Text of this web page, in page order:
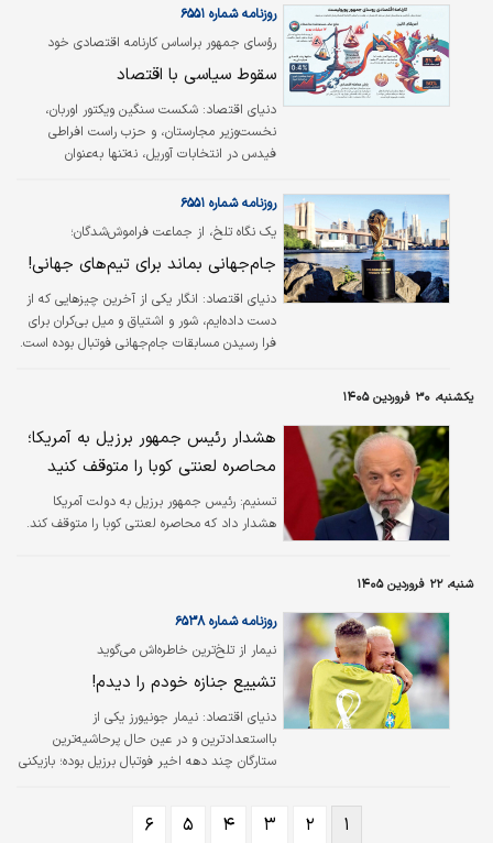
رؤسای جمهور براساس کارنامه اقتصادی خود
قضاوت می‌شوند
روزنامه شماره ۶۵۵۱
سقوط سیاسی با اقتصاد
دنیای اقتصاد: شکست سنگین ویکتور اوربان،
نخست‌وزیر مجارستان، و حزب راست افراطی
فیدس در انتخابات آوریل، نه‌تنها به‌عنوان
بیش از هر چیز بازتاب خشم رأی‌دهندگانی بود که
پس از ۱۶ سال فساد ساختاری و سوء‌مدیریت
اقتصادی، تصمیم گرفتند ورق را برگردانند. پیام
این رأی‌گیری فراتر از مرزهای مجارستان است و
این کشورها نیز در آستانه انتخابات قرار داشته و
سابقه تحمل بسیار کمتری از فساد و ناکارآمدی
اقتصادی نسبت به همتایان اروپای شرقی…
یک نگاه تلخ، از جماعت فراموش‌شدگان؛
روزنامه شماره ۶۵۵۱
جام‌جهانی بماند برای تیم‌های جهانی!
دنیای اقتصاد: انگار یکی از آخرین چیزهایی که از
دست داده‌ایم، شور و اشتیاق و میل بی‌کران برای
فرا رسیدن مسابقات جام‌جهانی فوتبال بوده است.
که اصلا انگار تقویم عاشقی بود؛ نقطه کمال
دلدادگی یک ملت به تیم ملی‌اش، از آن صعود
تاریخی در ملبورن تا دشت اولین پیروزی تاریخ در
جام‌های جهانی برابر آمریکا. بعد از آن هم ادوار
مختلف این تورنمنت، کم و بیش تپش قلب‌ها را
یکشنبه، ۳۰ فروردین ۱۴۰۵
هشدار رئیس جمهور برزیل به آمریکا؛
محاصره لعنتی کوبا را متوقف کنید
تسنیم: رئیس جمهور برزیل به دولت آمریکا
هشدار داد که محاصره لعنتی کوبا را متوقف کند.
شنبه، ۲۲ فروردین ۱۴۰۵
نیمار از تلخ‌ترین خاطره‌اش می‌گوید
روزنامه شماره ۶۵۳۸
تشییع جنازه خودم را دیدم!
دنیای اقتصاد: نیمار جونیورز یکی از
بااستعدادترین و در عین حال پرحاشیه‌ترین
ستارگان چند دهه اخیر فوتبال برزیل بوده؛ بازیکنی
به تازگی در مصاحبه‌ای، با استفاده از تعابیر جالب
۱ ۲ ۳ ۴ ۵ ۶